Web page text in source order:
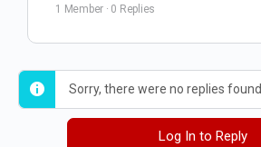
1 Member · 0 Replies
Sorry, there were no replies found.
Log In to Reply